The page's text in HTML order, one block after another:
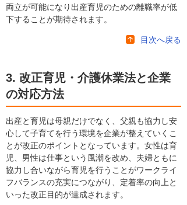
両立が可能になり出産育児のための離職率が低
下することが期待されます。
目次へ戻る
3. 改正育児・介護休業法と企業
の対応方法
出産と育児は母親だけでなく、父親も協力し安
心して子育てを行う環境を企業が整えていくこ
とが改正のポイントとなっています。女性は育
児、男性は仕事という風潮を改め、夫婦ともに
協力し合いながら育児を行うことがワークライ
フバランスの充実につながり、定着率の向上と
いった改正目的が達成されます。